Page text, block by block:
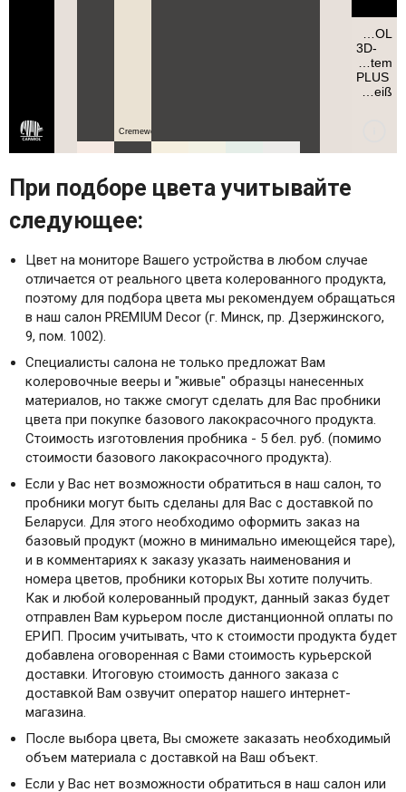
При подборе цвета учитывайте
следующее:
Цвет на мониторе Вашего устройства в любом случае
отличается от реального цвета колерованного продукта,
поэтому для подбора цвета мы рекомендуем обращаться
в наш салон PREMIUM Decor (г. Минск, пр. Дзержинского,
9, пом. 1002).
Специалисты салона не только предложат Вам
колеровочные вееры и "живые" образцы нанесенных
материалов, но также смогут сделать для Вас пробники
цвета при покупке базового лакокрасочного продукта.
Стоимость изготовления пробника - 5 бел. руб. (помимо
стоимости базового лакокрасочного продукта).
Если у Вас нет возможности обратиться в наш салон, то
пробники могут быть сделаны для Вас с доставкой по
Беларуси. Для этого необходимо оформить заказ на
базовый продукт (можно в минимально имеющейся таре),
и в комментариях к заказу указать наименования и
номера цветов, пробники которых Вы хотите получить.
Как и любой колерованный продукт, данный заказ будет
отправлен Вам курьером после дистанционной оплаты по
ЕРИП. Просим учитывать, что к стоимости продукта будет
добавлена оговоренная с Вами стоимость курьерской
доставки. Итоговую стоимость данного заказа с
доставкой Вам озвучит оператор нашего интернет-
магазина.
После выбора цвета, Вы сможете заказать необходимый
объем материала с доставкой на Ваш объект.
Если у Вас нет возможности обратиться в наш салон или